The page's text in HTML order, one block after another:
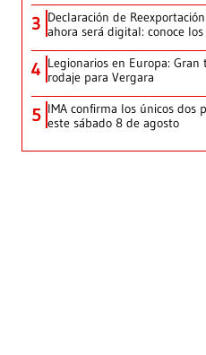
3 Declaración de
ahora será digital: conoce
4 Legionarios en Europa:
rodaje para Vergara
5 IMA confirma los únicos dos
este sábado 8 de agosto